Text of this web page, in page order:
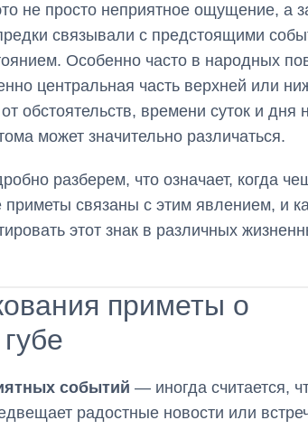
не просто неприятное ощущение, а
связывали с предстоящими
Особенно часто в народных
центральная часть верхней или
обстоятельств, времени суток и дня
может значительно различаться.
разберем, что означает, когда
приметы связаны с этим явлением, и
этот знак в различных
приметы о
событий — иногда считается,
радостные новости или